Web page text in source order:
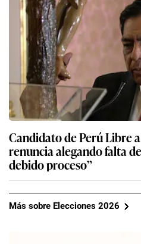
Candidato de Perú Libre
renuncia alegando falta
debido proceso”
Más sobre Elecciones 2026